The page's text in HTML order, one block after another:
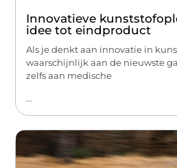
Innovatieve
idee tot eindproduct
Als je denkt aan innovatie in
waarschijnlijk aan de nieuwste
zelfs aan medische
...